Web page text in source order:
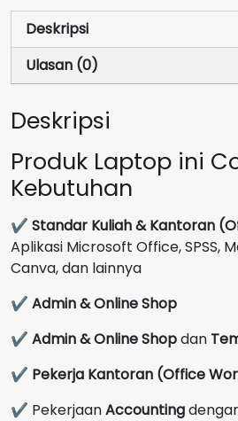
512
GB
Abyss
Blue
2
Deskripsi
Ulasan (0)
Deskripsi
Produk Laptop ini
Kebutuhan
✔ Standar Kuliah & Kantoran
Aplikasi Microsoft Office, SPSS,
Canva, dan lainnya
✔ Admin & Online Shop
✔ Admin & Online Shopdan
✔ Pekerja Kantoran (Office
✔ PekerjaanAccounting